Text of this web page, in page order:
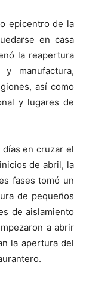
epicentro de la
en casa
la reapertura
manufactura,
así como
y lugares de
en cruzar el
de abril, la
fases tomó un
de pequeños
de aislamiento
a abrir
la apertura del